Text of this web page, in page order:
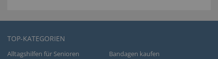
TOP-KATEGORIEN
Alltagshilfen für Senioren
Bandagen kaufen